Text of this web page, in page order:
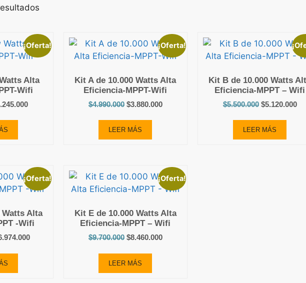
¡Oferta!
Alta
Wifi
¡Oferta!
Kit A de 10.000 Watts Alta
Eficiencia-MPPT-Wifi
$4.990.000 $3.880.000
LEER MÁS
Kit B de 10.000 Watts
Eficiencia-MPPT – Wifi
$5.500.000 $5.120.000
LEER MÁS
¡Oferta!
Watts Alta
-Wifi
¡Oferta!
Kit E de 10.000 Watts Alta
Eficiencia-MPPT – Wifi
$9.700.000 $8.460.000
LEER MÁS